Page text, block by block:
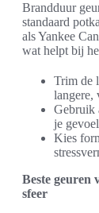
Brandduur
standaard
als Yankee
wat helpt bij
Trim de
langere,
Gebruik
je
Kies
Beste geuren
sfeer